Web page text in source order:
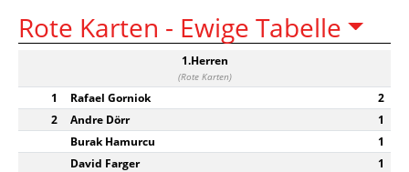
Rote Karten - Ewige Tabelle
1.Herren
(Rote Karten)
1 Rafael Gorniok
2
2
Andre Dörr
1
Burak Hamurcu
1
David Farger
1